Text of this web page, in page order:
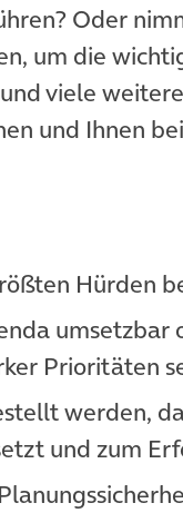
Oder
um die
viele
und Ihnen
Hürden
umsetzbar
Prioritäten
werden,
und zum